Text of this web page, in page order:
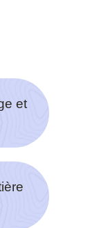
et